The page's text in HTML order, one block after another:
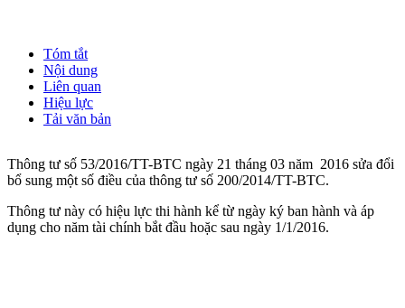
Tóm tắt
Nội dung
Liên quan
Hiệu lực
Tải văn bản
Thông tư số 53/2016/TT-BTC ngày 21 tháng 03 năm 2016 sửa đổi
bổ sung một số điều của thông tư số 200/2014/TT-BTC.
Thông tư này có hiệu lực thi hành kể từ ngày ký ban hành và áp
dụng cho năm tài chính bắt đầu hoặc sau ngày 1/1/2016.